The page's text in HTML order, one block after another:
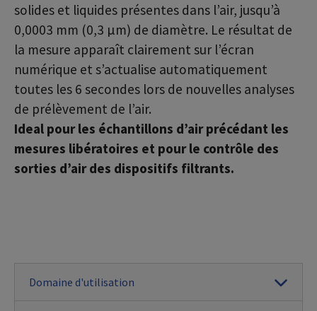
solides et liquides présentes dans l’air, jusqu’à
0,0003 mm (0,3 µm) de diamètre. Le résultat de
la mesure apparaît clairement sur l’écran
numérique et s’actualise automatiquement
toutes les 6 secondes lors de nouvelles analyses
de prélèvement de l’air.
Ideal pour les échantillons d’air précédant les
mesures libératoires et pour le contrôle des
sorties d’air des dispositifs filtrants.
Domaine d'utilisation